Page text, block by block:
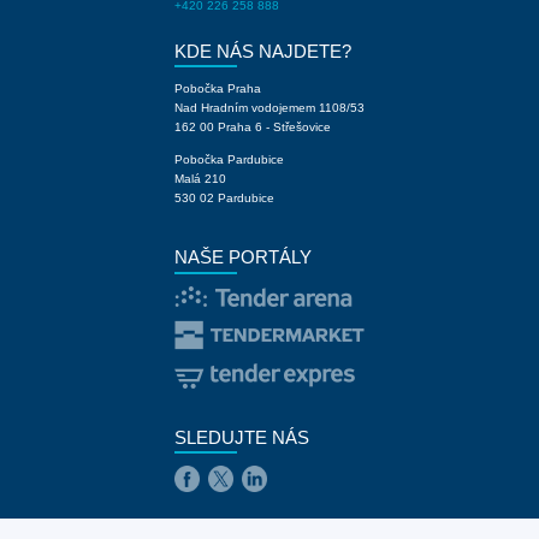
+420 226 258 888
KDE NÁS NAJDETE?
Pobočka Praha
Nad Hradním vodojemem 1108/53
162 00 Praha 6 - Střešovice
Pobočka Pardubice
Malá 210
530 02 Pardubice
NAŠE PORTÁLY
SLEDUJTE NÁS